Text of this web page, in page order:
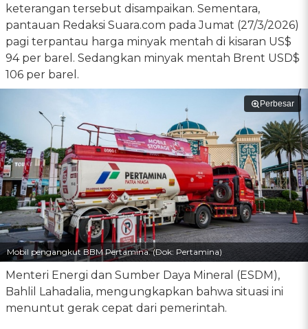
keterangan tersebut disampaikan. Sementara,
pantauan Redaksi Suara.com pada Jumat (27/3/2026)
pagi terpantau harga minyak mentah di kisaran US$
94 per barel. Sedangkan minyak mentah Brent USD$
106 per barel.
Perbesar
Mobil pengangkut BBM Pertamina. (Dok: Pertamina)
Menteri Energi dan Sumber Daya Mineral (ESDM),
Bahlil Lahadalia, mengungkapkan bahwa situasi ini
menuntut gerak cepat dari pemerintah.